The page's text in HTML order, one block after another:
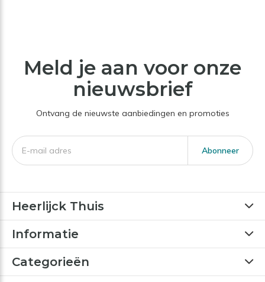
Meld je aan voor onze
nieuwsbrief
Ontvang de nieuwste aanbiedingen en promoties
Abonneer
Heerlijck Thuis
Informatie
Categorieën